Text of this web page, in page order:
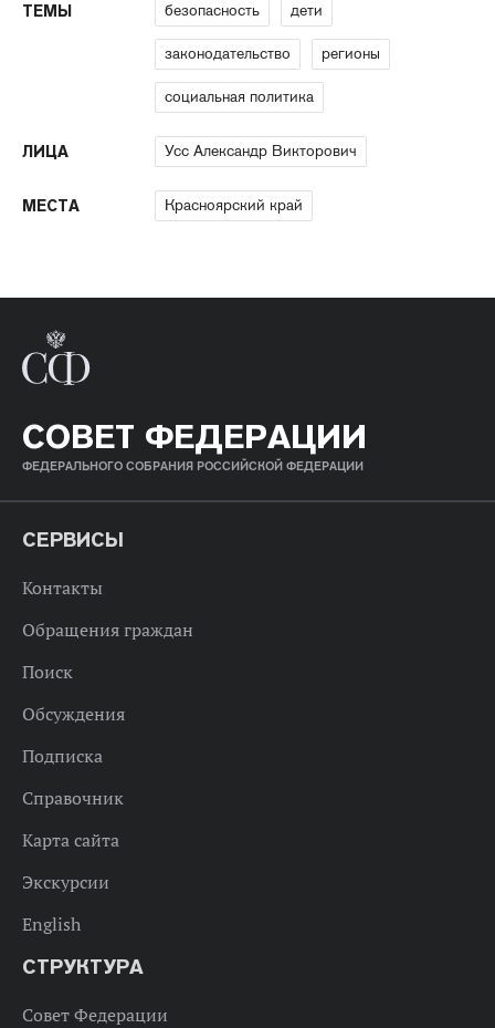
ТЕМЫ безопасность дети
законодательство регионы
социальная политика
ЛИЦА Усс Александр Викторович
МЕСТА Красноярский край
СОВЕТ ФЕДЕРАЦИИ
ФЕДЕРАЛЬНОГО СОБРАНИЯ РОССИЙСКОЙ ФЕДЕРАЦИИ
СЕРВИСЫ
Контакты
Обращения граждан
Поиск
Обсуждения
Подписка
Справочник
Карта сайта
Экскурсии
English
СТРУКТУРА
Совет Федерации